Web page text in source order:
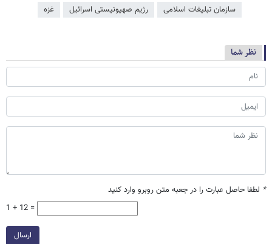
سازمان تبلیغات اسلامی رژیم صهیونیستی اسرائیل غزه
نظر شما
* لطفا حاصل عبارت را در جعبه متن روبرو وارد کنید
1 + 12 =
ارسال